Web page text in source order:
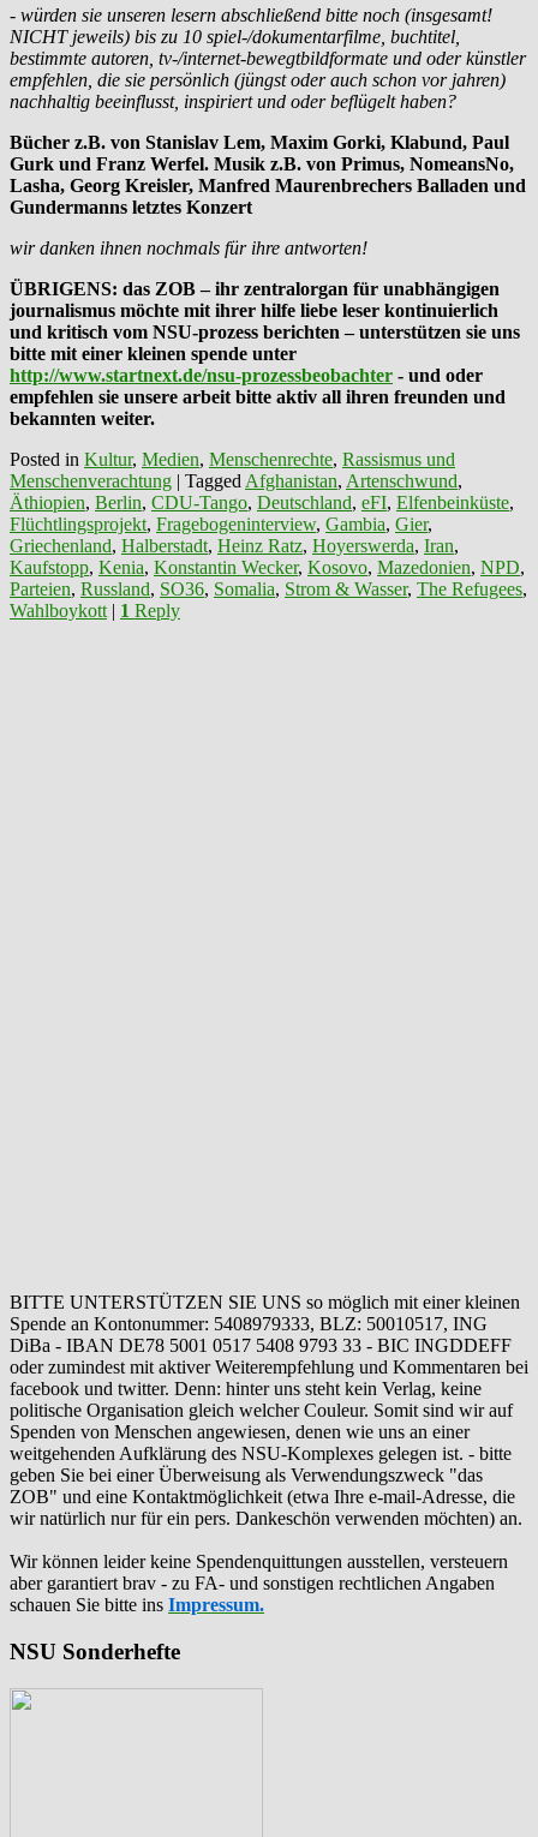
- würden sie unseren lesern abschließend bitte noch (insgesamt!
NICHT jeweils) bis zu 10 spiel-/dokumentarfilme, buchtitel,
bestimmte autoren, tv-/internet-bewegtbildformate und oder künstler
empfehlen, die sie persönlich (jüngst oder auch schon vor jahren)
nachhaltig beeinflusst, inspiriert und oder beflügelt haben?
Bücher z.B. von Stanislav Lem, Maxim Gorki, Klabund, Paul
Gurk und Franz Werfel. Musik z.B. von Primus, NomeansNo,
Lasha, Georg Kreisler, Manfred Maurenbrechers Balladen und
Gundermanns letztes Konzert
wir danken ihnen nochmals für ihre antworten!
ÜBRIGENS: das ZOB – ihr zentralorgan für unabhängigen
journalismus möchte mit ihrer hilfe liebe leser kontinuierlich
und kritisch vom NSU-prozess berichten – unterstützen sie uns
bitte mit einer kleinen spende unter
http://www.startnext.de/nsu-prozessbeobachter - und oder
empfehlen sie unsere arbeit bitte aktiv all ihren freunden und
bekannten weiter.
Posted in Kultur, Medien, Menschenrechte, Rassismus und
Menschenverachtung | Tagged Afghanistan, Artenschwund,
Äthiopien, Berlin, CDU-Tango, Deutschland, eFI, Elfenbeinküste,
Flüchtlingsprojekt, Fragebogeninterview, Gambia, Gier,
Griechenland, Halberstadt, Heinz Ratz, Hoyerswerda, Iran,
Kaufstopp, Kenia, Konstantin Wecker, Kosovo, Mazedonien, NPD,
Parteien, Russland, SO36, Somalia, Strom & Wasser, The Refugees,
Wahlboykott | 1 Reply
BITTE UNTERSTÜTZEN SIE UNS so möglich mit einer kleinen
Spende an Kontonummer: 5408979333, BLZ: 50010517, ING
DiBa - IBAN DE78 5001 0517 5408 9793 33 - BIC INGDDEFF
oder zumindest mit aktiver Weiterempfehlung und Kommentaren bei
facebook und twitter. Denn: hinter uns steht kein Verlag, keine
politische Organisation gleich welcher Couleur. Somit sind wir auf
Spenden von Menschen angewiesen, denen wie uns an einer
weitgehenden Aufklärung des NSU-Komplexes gelegen ist. - bitte
geben Sie bei einer Überweisung als Verwendungszweck "das
ZOB" und eine Kontaktmöglichkeit (etwa Ihre e-mail-Adresse, die
wir natürlich nur für ein pers. Dankeschön verwenden möchten) an.
Wir können leider keine Spendenquittungen ausstellen, versteuern
aber garantiert brav - zu FA- und sonstigen rechtlichen Angaben
schauen Sie bitte ins Impressum.
NSU Sonderhefte